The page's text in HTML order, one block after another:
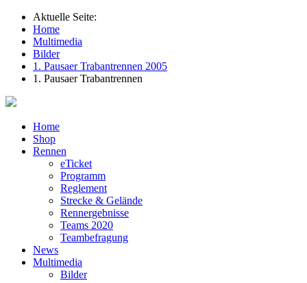
Aktuelle Seite:
Home
Multimedia
Bilder
1. Pausaer Trabantrennen 2005
1. Pausaer Trabantrennen
Home
Shop
Rennen
eTicket
Programm
Reglement
Strecke & Gelände
Rennergebnisse
Teams 2020
Teambefragung
News
Multimedia
Bilder